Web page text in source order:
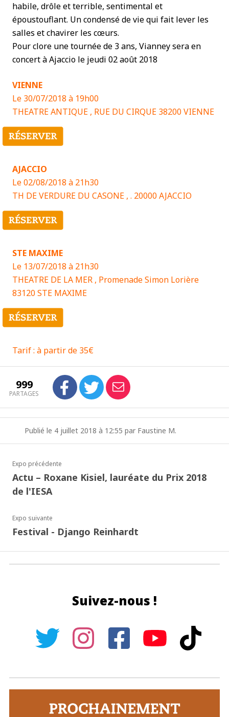
habile, drôle et terrible, sentimental et
époustouflant. Un condensé de vie qui fait lever les
salles et chavirer les cœurs.
Pour clore une tournée de 3 ans, Vianney sera en
concert à Ajaccio le jeudi 02 août 2018
VIENNE
Le 30/07/2018 à 19h00
THEATRE ANTIQUE , RUE DU CIRQUE 38200 VIENNE
AJACCIO
Le 02/08/2018 à 21h30
TH DE VERDURE DU CASONE , . 20000 AJACCIO
STE MAXIME
Le 13/07/2018 à 21h30
THEATRE DE LA MER , Promenade Simon Lorière
83120 STE MAXIME
Tarif : à partir de 35€
999
PARTAGES
Publié le 4 juillet 2018 à 12:55 par Faustine M.
Expo précédente
Actu – Roxane Kisiel, lauréate du Prix 2018
de l'IESA
Expo suivante
Festival - Django Reinhardt
Suivez-nous !